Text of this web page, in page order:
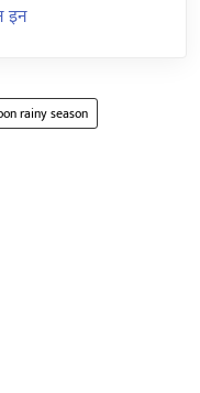
इन
rainy season